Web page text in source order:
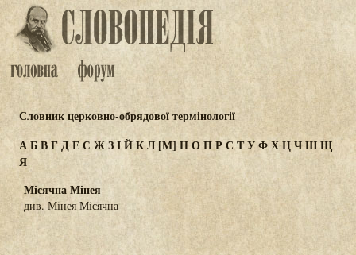
Словник церковно-обрядової термінології
АБВГДЕЄ ЖЗІЙКЛ[М] НОПРСТУФХЦЧШЩ
Я
Місячна Мінея
див. Мінея Місячна